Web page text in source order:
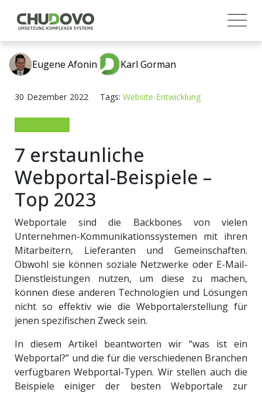
Eugene Afonin Karl Gorman
30 Dezember 2022 Tags: Website-Entwicklung
7 erstaunliche
Webportal-Beispiele –
Top 2023
Webportale sind die Backbones von vielen
Unternehmen-Kommunikationssystemen mit ihren
Mitarbeitern, Lieferanten und Gemeinschaften.
Obwohl sie können soziale Netzwerke oder E-Mail-
Dienstleistungen nutzen, um diese zu machen,
können diese anderen Technologien und Lösungen
nicht so effektiv wie die Webportalerstellung für
jenen spezifischen Zweck sein.
In diesem Artikel beantworten wir “was ist ein
Webportal?” und die für die verschiedenen Branchen
verfügbaren Webportal-Typen. Wir stellen auch die
Beispiele einiger der besten Webportale zur